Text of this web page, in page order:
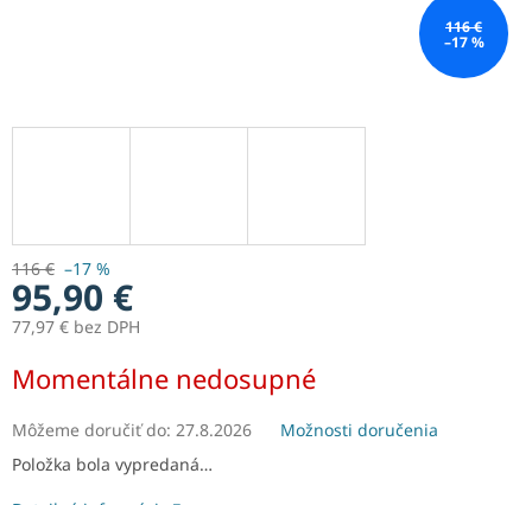
116 €
–17 %
116 € –17 %
95,90 €
77,97 € bez DPH
cena:
Momentálne nedosupné
Môžeme doručiť do: 27.8.2026
Možnosti doručenia
Položka bola vypredaná…